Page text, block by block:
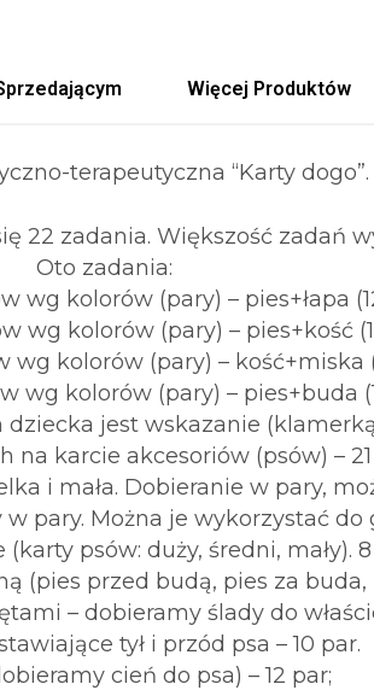
Więcej Produktów
terapeutyczna “Karty dogo”.
22 zadania. Większość zadań
Oto zadania:
wg kolorów (pary) – pies+łapa
wg kolorów (pary) – pies+kość
wg kolorów (pary) – kość+miska
wg kolorów (pary) – pies+buda
jest wskazanie
na karcie akcesoriów (psów) –
i mała. Dobieranie w pary,
pary. Można je wykorzystać
psów: duży, średni, mały).
(pies przed budą, pies za buda,
– dobieramy ślady do
tył i przód psa – 10 par.
cień do psa) – 12 par;